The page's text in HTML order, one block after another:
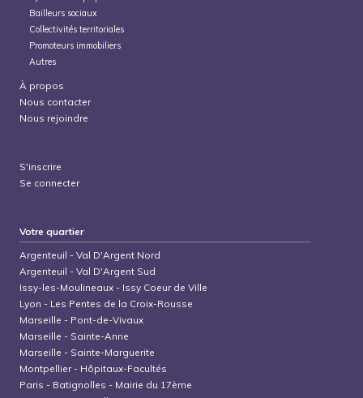
Bailleurs sociaux
Collectivités territoriales
Promoteurs immobiliers
Autres
À propos
Nous contacter
Nous rejoindre
S'inscrire
Se connecter
Votre quartier
Argenteuil -Val D'Argent Nord
Argenteuil -Val D'Argent Sud
Issy-les-Moulineaux - Issy Coeur de Ville
Lyon - Les Pentes de la Croix-Rousse
Marseille - Pont-de-Vivaux
Marseille - Sainte-Anne
Marseille - Sainte-Marguerite
Montpellier- Hôpitaux-Facultés
Paris - Batignolles - Mairie du 17ème